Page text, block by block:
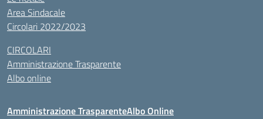
Area Sindacale
Circolari 2022/2023
CIRCOLARI
Amministrazione Trasparente
Albo online
Amministrazione TrasparenteAlbo Online